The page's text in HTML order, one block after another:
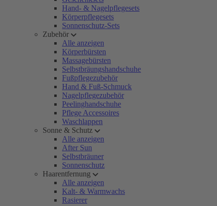
Hand- & Nagelpflegesets
Körperpflegesets
Sonnenschutz-Sets
Zubehör
Alle anzeigen
Körperbürsten
Massagebürsten
Selbstbräungshandschuhe
Fußpflegezubehör
Hand & Fuß-Schmuck
Nagelpflegezubehör
Peelinghandschuhe
Pflege Accessoires
Waschlappen
Sonne & Schutz
Alle anzeigen
After Sun
Selbstbräuner
Sonnenschutz
Haarentfernung
Alle anzeigen
Kalt- & Warmwachs
Rasierer